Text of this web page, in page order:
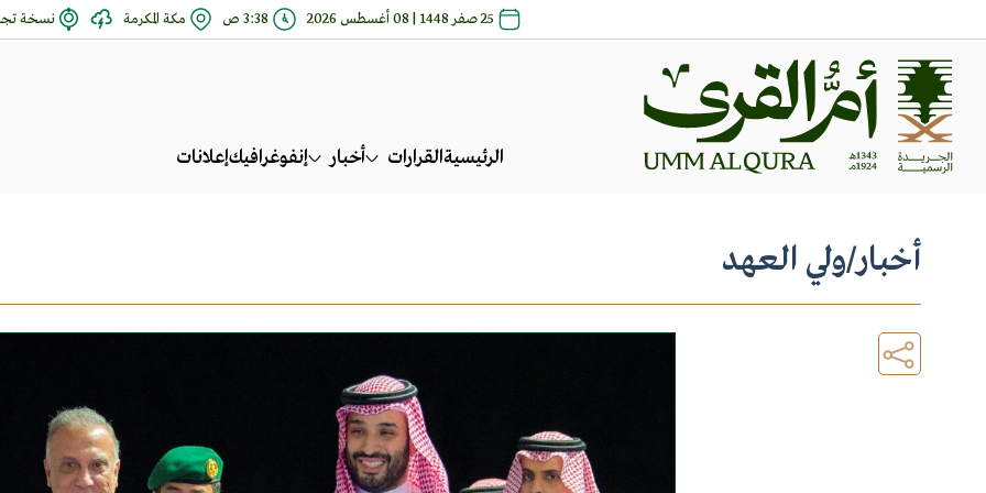
25 صفر 1448 | 08 أغسطس 2026 3:38 ص مكة المكرمة نسخة
الرئيسيةالقرارات أخبار إنفوغرافيكإعلانات
أخبار/ولي العهد